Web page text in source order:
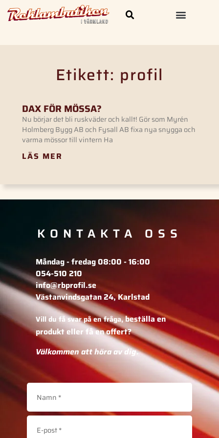
Etikett: profil
DAX FÖR MÖSSA?
Nu börjar det bli ruskväder och kallt! Gör som Myrén
Holmberg Bygg AB och Fysall AB fixa nya snygga och
varma mössor till vintern Ha
LÄS MER
KONTAKTA OSS
Måndag - fredag 08:00 - 16:00
054-510 210
info@rbprofil.se
Västanvindsgatan 24, Karlstad
Vill du få svar på en fråga,beställa en
produkt eller få en offert?
Välkommen att höra av dig.